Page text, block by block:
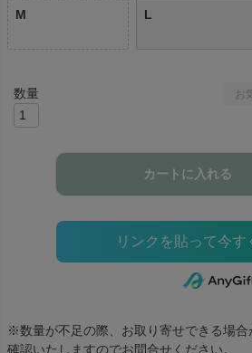
M
L
お
カートに入れる
※数量が不足の際、お取り寄せできる場合
確認いたしますのでお問合せください。